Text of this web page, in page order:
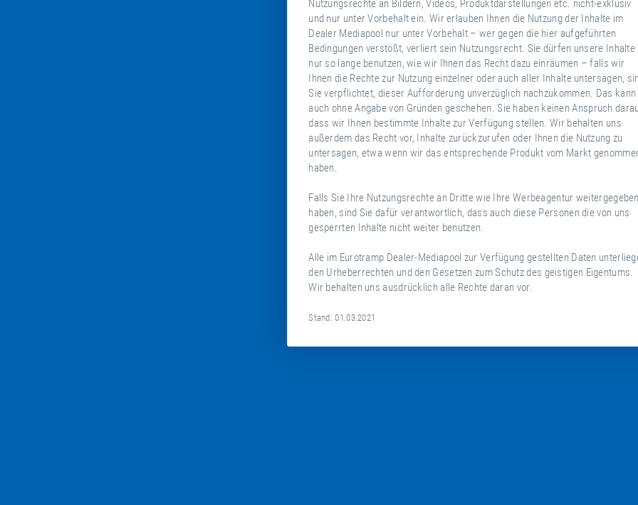
Nutzungsrechte an Bildern, Videos, Produktdarstellungen etc. nicht-exklusiv
und nur unter Vorbehalt ein. Wir erlauben Ihnen die Nutzung der Inhalte im
Dealer Mediapool nur unter Vorbehalt – wer gegen die hier aufgeführten
Bedingungen verstößt, verliert sein Nutzungsrecht. Sie dürfen unsere Inhalte
nur so lange benutzen, wie wir Ihnen das Recht dazu einräumen – falls wir
Ihnen die Rechte zur Nutzung einzelner oder auch aller Inhalte untersagen,
Sie verpflichtet, dieser Aufforderung unverzüglich nachzukommen. Das kann
auch ohne Angabe von Gründen geschehen. Sie haben keinen Anspruch
dass wir Ihnen bestimmte Inhalte zur Verfügung stellen. Wir behalten uns
außerdem das Recht vor, Inhalte zurückzurufen oder Ihnen die Nutzung zu
untersagen, etwa wenn wir das entsprechende Produkt vom Markt
haben.
Falls Sie Ihre Nutzungsrechte an Dritte wie Ihre Werbeagentur weitergegeben
haben, sind Sie dafür verantwortlich, dass auch diese Personen die von uns
gesperrten Inhalte nicht weiter benutzen.
Alle im Eurotramp Dealer-Mediapool zur Verfügung gestellten Daten
den Urheberrechten und den Gesetzen zum Schutz des geistigen Eigentums.
Wir behalten uns ausdrücklich alle Rechte daran vor.
Stand: 01.03.2021